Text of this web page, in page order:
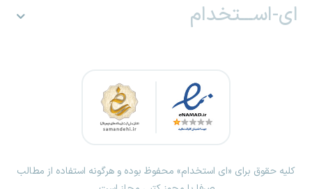
ای-اســـتخدام
کلیه حقوق برای «ای استخدام» محفوظ بوده و هرگونه استفاده از مطالب